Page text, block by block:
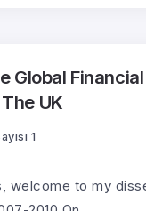
Global
UK
1
welcome to my